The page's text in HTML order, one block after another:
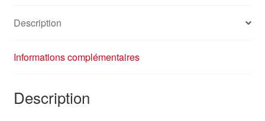
Description
Informations complémentaires
Description